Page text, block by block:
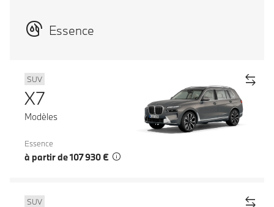
Essence
SUV
X7
Modèles
Essence
à partir de 107 930 €
SUV